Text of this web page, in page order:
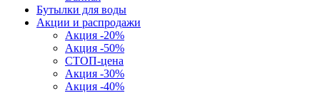
Бутылки для воды
Акции и распродажи
Акция -20%
Акция -50%
СТОП-цена
Акция -30%
Акция -40%